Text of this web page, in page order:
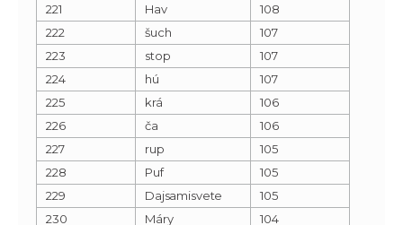
221
Hav
108
222
šuch
107
223
stop
107
224
hú
107
225
krá
106
226
ča
106
227
rup
105
228
Puf
105
229
Dajsamisvete
105
230
Máry
104